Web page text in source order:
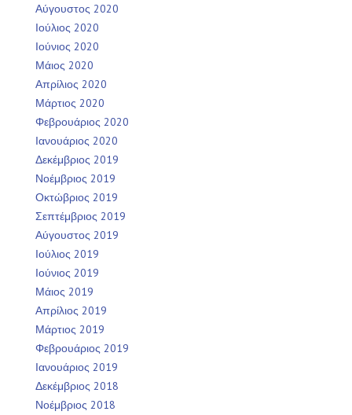
Αύγουστος 2020
Ιούλιος 2020
Ιούνιος 2020
Μάιος 2020
Απρίλιος 2020
Μάρτιος 2020
Φεβρουάριος 2020
Ιανουάριος 2020
Δεκέμβριος 2019
Νοέμβριος 2019
Οκτώβριος 2019
Σεπτέμβριος 2019
Αύγουστος 2019
Ιούλιος 2019
Ιούνιος 2019
Μάιος 2019
Απρίλιος 2019
Μάρτιος 2019
Φεβρουάριος 2019
Ιανουάριος 2019
Δεκέμβριος 2018
Νοέμβριος 2018